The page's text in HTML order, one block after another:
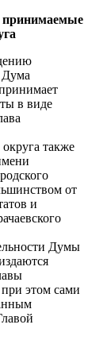
принимаемые
Дума
в виде
также
от
и
Думы
при этом сами